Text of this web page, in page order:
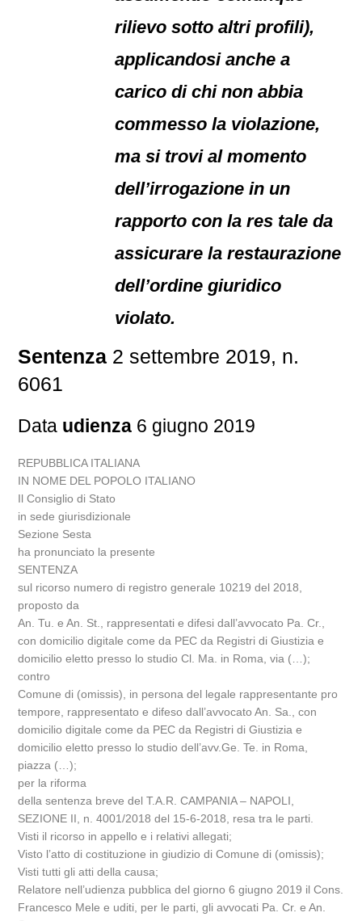
rilievo sotto altri profili),
applicandosi anche a
carico di chi non abbia
commesso la violazione,
ma si trovi al momento
dell’irrogazione in un
rapporto con la res tale da
assicurare la restaurazione
dell’ordine giuridico
violato.
Sentenza 2 settembre 2019, n.
6061
Data udienza 6 giugno 2019
REPUBBLICA ITALIANA
IN NOME DEL POPOLO ITALIANO
Il Consiglio di Stato
in sede giurisdizionale
Sezione Sesta
ha pronunciato la presente
SENTENZA
sul ricorso numero di registro generale 10219 del 2018,
proposto da
An. Tu. e An. St., rappresentati e difesi dall’avvocato Pa. Cr.,
con domicilio digitale come da PEC da Registri di Giustizia e
domicilio eletto presso lo studio Cl. Ma. in Roma, via (…);
contro
Comune di (omissis), in persona del legale rappresentante pro
tempore, rappresentato e difeso dall’avvocato An. Sa., con
domicilio digitale come da PEC da Registri di Giustizia e
domicilio eletto presso lo studio dell’avv.Ge. Te. in Roma,
piazza (…);
per la riforma
della sentenza breve del T.A.R. CAMPANIA – NAPOLI,
SEZIONE II, n. 4001/2018 del 15-6-2018, resa tra le parti.
Visti il ricorso in appello e i relativi allegati;
Visto l’atto di costituzione in giudizio di Comune di (omissis);
Visti tutti gli atti della causa;
Relatore nell’udienza pubblica del giorno 6 giugno 2019 il Cons.
Francesco Mele e uditi, per le parti, gli avvocati Pa. Cr. e An.